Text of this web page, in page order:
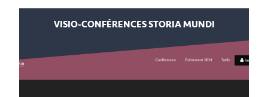
VISIO-CONFÉRENCES STORIA MUNDI